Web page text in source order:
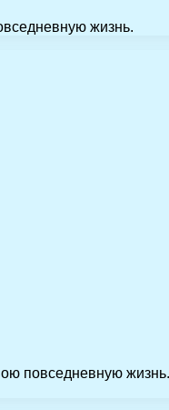
жизнь.
повседневную